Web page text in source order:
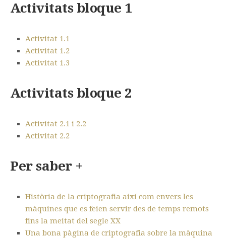
Activitats bloque 1
Activitat 1.1
Activitat 1.2
Activitat 1.3
Activitats bloque 2
Activitat 2.1 i 2.2
Activitat 2.2
Per saber +
Història de la criptografia així com envers les
màquines que es feien servir des de temps remots
fins la meitat del segle XX
Una bona pàgina de criptografia sobre la màquina